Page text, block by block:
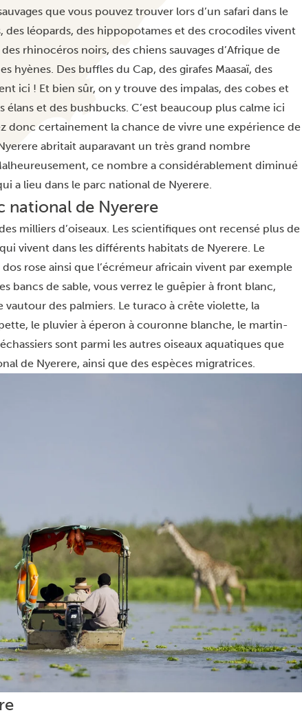
que vous pouvez trouver lors d’un safari dans le
des léopards, des hippopotames et des crocodiles vivent
rhinocéros noirs, des chiens sauvages d’Afrique de
hyènes. Des buffles du Cap, des girafes Maasaï, des
ici ! Et bien sûr, on y trouve des impalas, des cobes et
élans et des bushbucks. C’est beaucoup plus calme ici
donc certainement la chance de vivre une expérience de
abritait auparavant un très grand nombre
ce nombre a considérablement diminué
a lieu dans le parc national de Nyerere.
national de Nyerere
milliers d’oiseaux. Les scientifiques ont recensé plus de
vivent dans les différents habitats de Nyerere. Le
rose ainsi que l’écrémeur africain vivent par exemple
bancs de sable, vous verrez le guêpier à front blanc,
vautour des palmiers. Le turaco à crête violette, la
le pluvier à éperon à couronne blanche, le martin-
sont parmi les autres oiseaux aquatiques que
de Nyerere, ainsi que des espèces migratrices.